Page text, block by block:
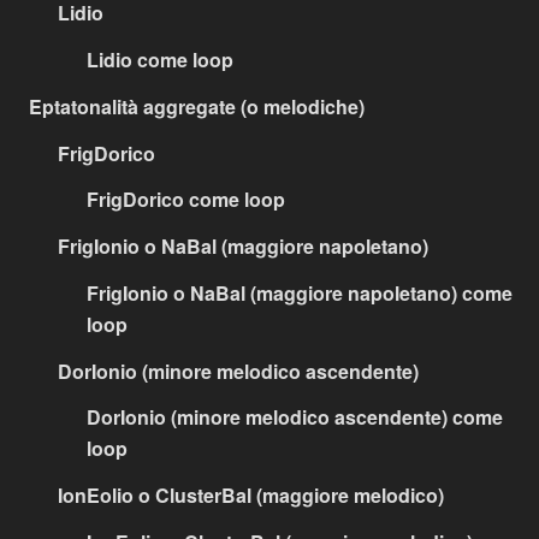
Lidio
Lidio come loop
Eptatonalità aggregate (o melodiche)
FrigDorico
FrigDorico come loop
FrigIonio o NaBal (maggiore napoletano)
FrigIonio o NaBal (maggiore napoletano) come
loop
DorIonio (minore melodico ascendente)
DorIonio (minore melodico ascendente) come
loop
IonEolio o ClusterBal (maggiore melodico)